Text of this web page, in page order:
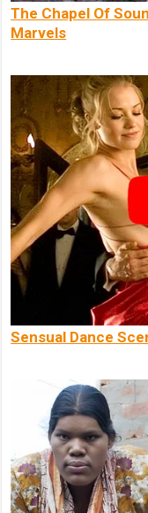
The Chapel Of
Marvels
Sensual Dance